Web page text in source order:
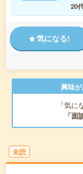
20
気になる!
興味
「気
「面
未読